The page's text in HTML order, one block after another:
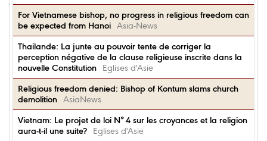
For Vietnamese bishop, no progress in religious freedom can
be expected from Hanoi Asia-News
Thailande: La junte au pouvoir tente de corriger la
perception négative de la clause religieuse inscrite dans la
nouvelle Constitution
Eglises d'Asie
Religious freedom denied: Bishop of Kontum slams church
demolition AsiaNews
Vietnam: Le projet de loi N° 4 sur les croyances et la religion
aura-t-il une suite?
Eglises d'Asie